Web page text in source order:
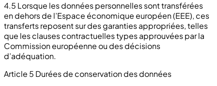
4.5 Lorsque les données personnelles sont transférées
en dehors de l’Espace économique européen (EEE), ces
transferts reposent sur des garanties appropriées, telles
que les clauses contractuelles types approuvées par la
Commission européenne ou des décisions
d’adéquation.
Article 5 Durées de conservation des données